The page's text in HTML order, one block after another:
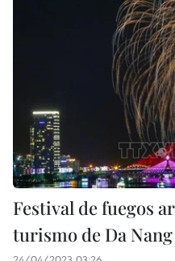
Festival de fuegos
turismo de Da